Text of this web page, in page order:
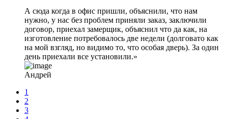
А сюда когда в офис пришли, объяснили, что нам
нужно, у нас без проблем приняли заказ, заключили
договор, приехал замерщик, объяснил что да как, на
изготовление потребовалось две недели (долговато как
на мой взгляд, но видимо то, что особая дверь). За один
день приехали все установили.
Андрей
1
2
3